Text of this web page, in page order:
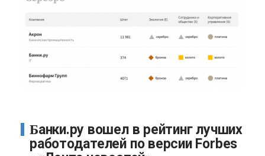
Банки.ру вошел в рейтинг лучших
работодателей по версии Forbes